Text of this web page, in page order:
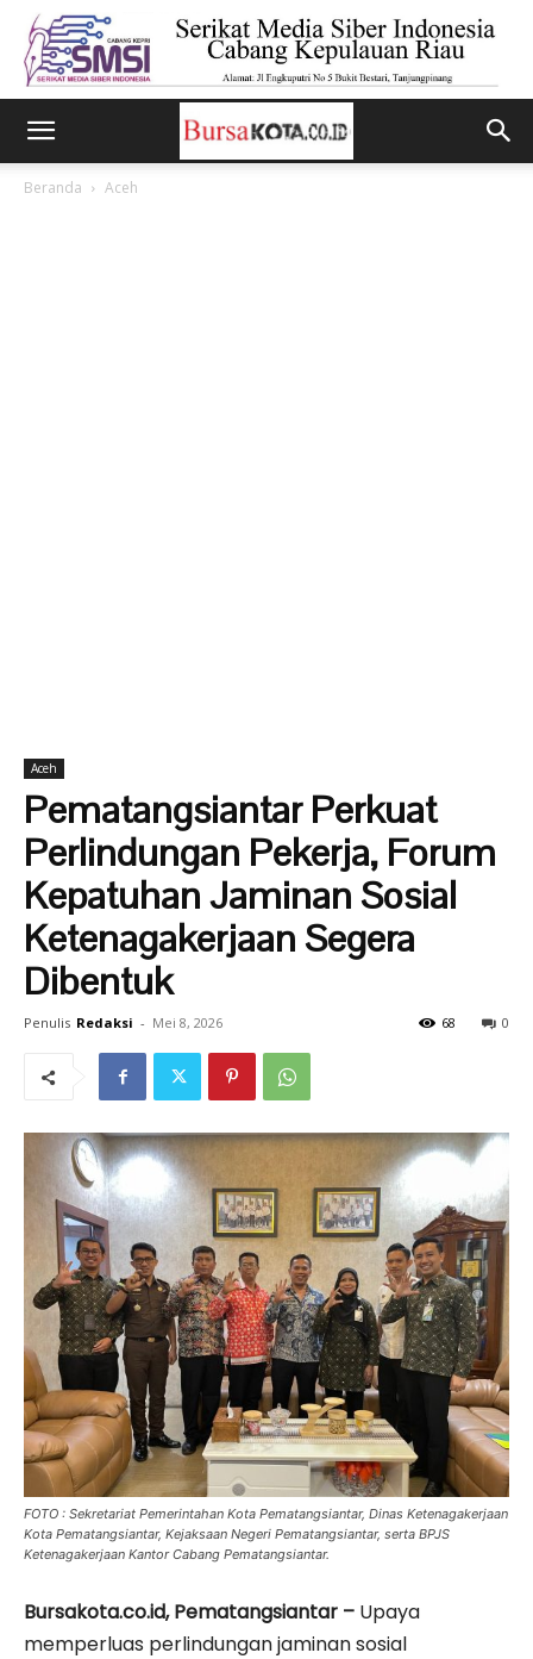
Beranda Aceh
Aceh
Pematangsiantar Perkuat
Perlindungan Pekerja, Forum
Kepatuhan Jaminan Sosial
Ketenagakerjaan Segera
Dibentuk
Penulis Redaksi - Mei 8, 2026 0
68
FOTO : Sekretariat Pemerintahan Kota Pematangsiantar, Dinas Ketenagakerjaan
Kota Pematangsiantar, Kejaksaan Negeri Pematangsiantar, serta BPJS
Ketenagakerjaan Kantor Cabang Pematangsiantar.
Bursakota.co.id, Pematangsiantar – Upaya
memperluas perlindungan jaminan sosial